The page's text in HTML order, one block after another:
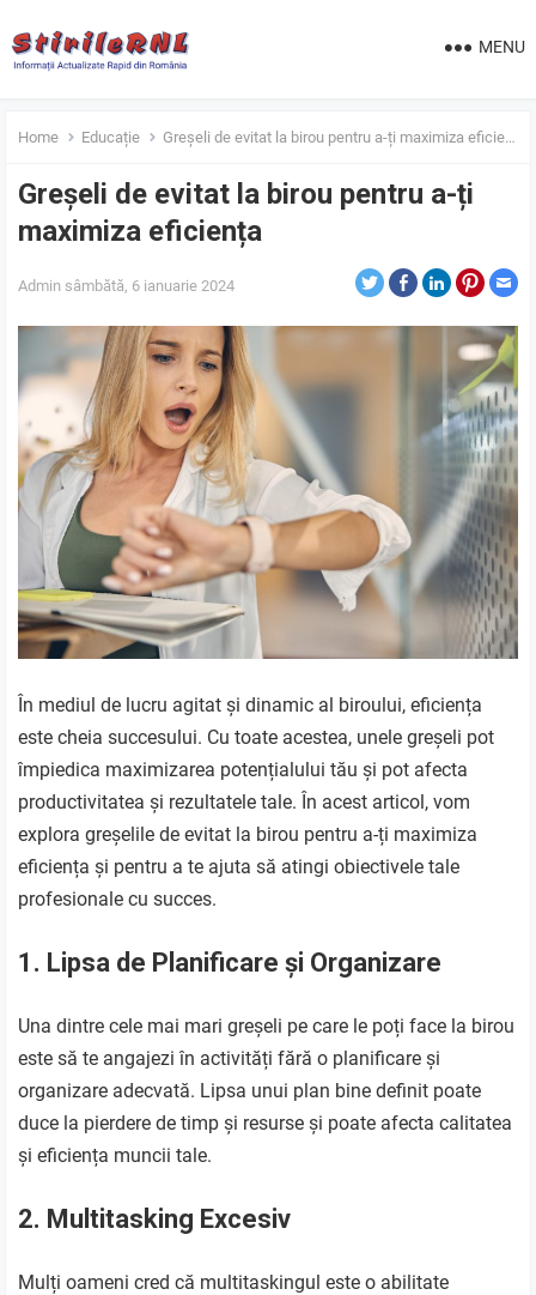
MENU
Home Educație Greșeli de evitat la birou pentru a-ți maximiza eficiența
Greșeli de evitat la birou pentru a-ți
maximiza eficiența
Admin sâmbătă, 6 ianuarie 2024
În mediul de lucru agitat și dinamic al biroului, eficiența
este cheia succesului. Cu toate acestea, unele greșeli pot
împiedica maximizarea potențialului tău și pot afecta
productivitatea și rezultatele tale. În acest articol, vom
explora greșelile de evitat la birou pentru a-ți maximiza
eficiența și pentru a te ajuta să atingi obiectivele tale
profesionale cu succes.
1. Lipsa de Planificare și Organizare
Una dintre cele mai mari greșeli pe care le poți face la birou
este să te angajezi în activități fără o planificare și
organizare adecvată. Lipsa unui plan bine definit poate
duce la pierdere de timp și resurse și poate afecta calitatea
și eficiența muncii tale.
2. Multitasking Excesiv
Mulți oameni cred că multitaskingul este o abilitate